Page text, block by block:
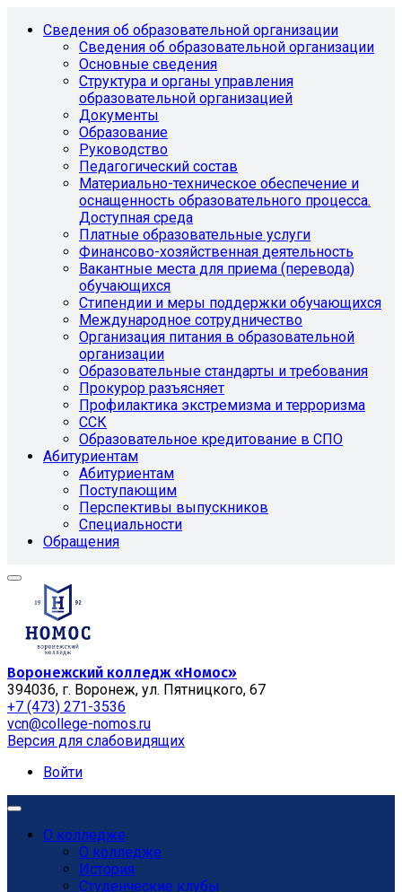
Сведения об образовательной организации
Сведения об образовательной организации
Основные сведения
Структура и органы управления
образовательной организацией
Документы
Образование
Руководство
Педагогический состав
Материально-техническое обеспечение и
оснащенность образовательного процесса.
Доступная среда
Платные образовательные услуги
Финансово-хозяйственная деятельность
Вакантные места для приема (перевода)
обучающихся
Стипендии и меры поддержки обучающихся
Международное сотрудничество
Организация питания в образовательной
организации
Образовательные стандарты и требования
Прокурор разъясняет
Профилактика экстремизма и терроризма
ССК
Образовательное кредитование в СПО
Абитуриентам
Абитуриентам
Поступающим
Перспективы выпускников
Специальности
Обращения
Воронежский колледж «Номос»
394036, г. Воронеж, ул. Пятницкого, 67
+7 (473) 271-3536
vcn@college-nomos.ru
Версия для слабовидящих
Войти
О колледже
О колледже
История
Студенческие клубы